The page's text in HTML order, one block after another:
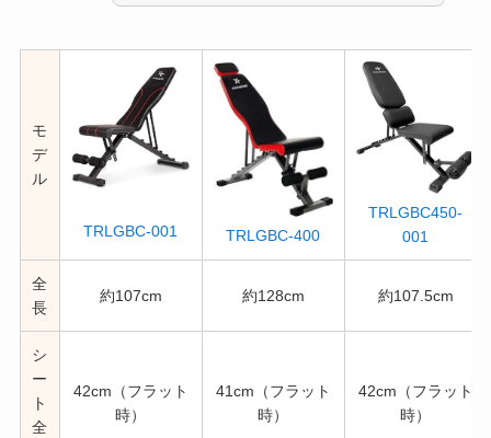
モ
デ
ル
TRLGBC-001 TRLGBC-400
TRLGBC450-
001
全
長
約107cm 約128cm 約107.5cm
シ
ー
ト
全
42cm（フラット
時）
41cm（フラット
時）
42cm（フラット
時）